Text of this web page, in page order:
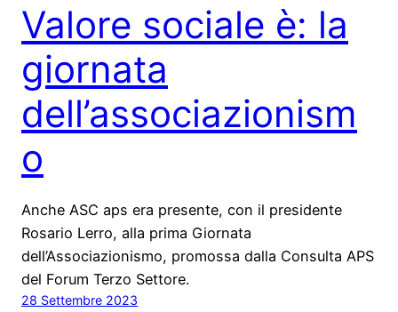
Valore sociale è: la
giornata
dell’associazionism
o
Anche ASC aps era presente, con il presidente
Rosario Lerro, alla prima Giornata
dell’Associazionismo, promossa dalla Consulta APS
del Forum Terzo Settore.
28 Settembre 2023